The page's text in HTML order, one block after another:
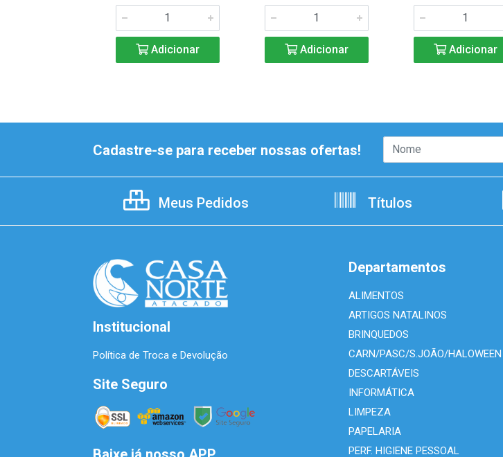
Adicionar Adicionar Adicionar
Cadastre-se para receber nossas ofertas!
Meus Pedidos Títulos
Institucional
Política de Troca e Devolução
Site Seguro
Departamentos
ALIMENTOS
ARTIGOS NATALINOS
BRINQUEDOS
CARN/PASC/S.JOÃO/HALOWEEN
DESCARTÁVEIS
INFORMÁTICA
LIMPEZA
PAPELARIA
PERF. HIGIENE PESSOAL